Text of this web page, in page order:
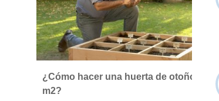
¿Cómo hacer una huerta de otoño en 1
m2?